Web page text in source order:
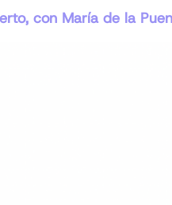
con María de la